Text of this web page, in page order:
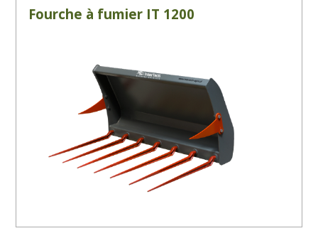
Fourche à fumier IT 1200